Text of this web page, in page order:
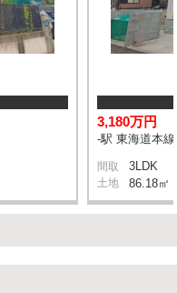
3,180万円
-駅 東海道本
間取 3LDK
土地 86.18㎡